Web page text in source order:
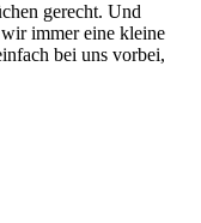
gerecht. Und
immer eine kleine
bei uns vorbei,